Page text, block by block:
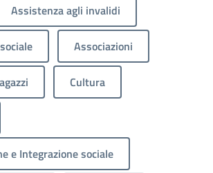
Assistenza agli invalidi
Associazioni
Cultura
e Integrazione sociale